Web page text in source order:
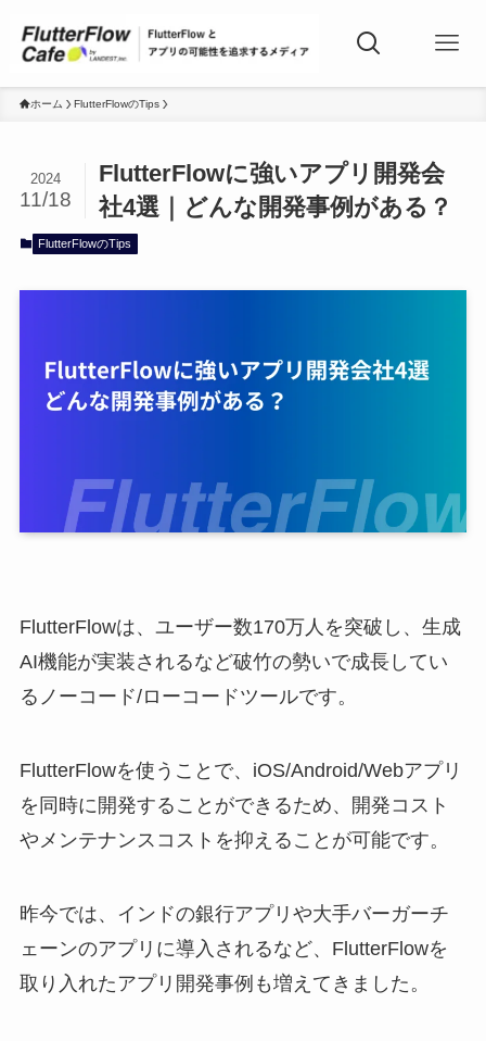
ホーム FlutterFlowのTips
FlutterFlowに強いアプリ開発会
社4選｜どんな開発事例がある？
2024
11/18
FlutterFlowのTips
FlutterFlowは、ユーザー数170万人を突破し、生成
AI機能が実装されるなど破竹の勢いで成長してい
るノーコード/ローコードツールです。
FlutterFlowを使うことで、iOS/Android/Webアプリ
を同時に開発することができるため、開発コスト
やメンテナンスコストを抑えることが可能です。
昨今では、インドの銀行アプリや大手バーガーチ
ェーンのアプリに導入されるなど、FlutterFlowを
取り入れたアプリ開発事例も増えてきました。